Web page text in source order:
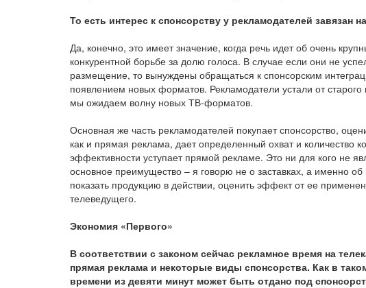
То есть интерес к спонсорству у рекламодателей завязан
Да, конечно, это имеет значение, когда речь идет об очень
конкурентной борьбе за долю голоса. В случае если они не
размещение, то вынуждены обращаться к спонсорским
появлением новых форматов. Рекламодатели устали от
мы ожидаем волну новых ТВ-форматов.
Основная же часть рекламодателей покупает спонсорство,
как и прямая реклама, дает определенный охват и количество
эффективности уступает прямой рекламе. Это ни для кого не
основное преимущество – я говорю не о заставках, а именно
показать продукцию в действии, оценить эффект от ее
телеведущего.
Экономия «Первого»
В соответствии с законом сейчас рекламное время на
прямая реклама и некоторые виды спонсорства. Как в
времени из девяти минут может быть отдано под